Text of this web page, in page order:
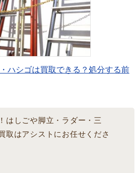
ハシゴは買取できる？処分する前
はしごや脚立・ラダー・三
取はアシストにお任せくださ